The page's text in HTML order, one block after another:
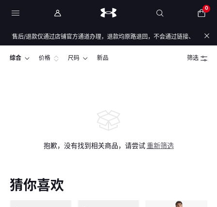
0
售后/退款仅通过店铺官方通道办理，退款均原路退回，不会通过链接、二维
综合 价格 尺码 新品 筛选
抱歉，没有找到相关商品，请尝试 重新筛选
猜你喜欢